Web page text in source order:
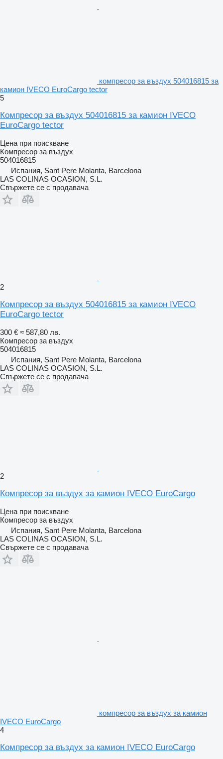
компресор за въздух 504016815 за
камион IVECO EuroCargo tector
5
Компресор за въздух 504016815 за камион IVECO
EuroCargo tector
Цена при поискване
Компресор за въздух
504016815
Испания, Sant Pere Molanta, Barcelona
LAS COLINAS OCASION, S.L.
Свържете се с продавача
2
Компресор за въздух 504016815 за камион IVECO
EuroCargo tector
300 € ≈ 587,80 лв.
Компресор за въздух
504016815
Испания, Sant Pere Molanta, Barcelona
LAS COLINAS OCASION, S.L.
Свържете се с продавача
2
Компресор за въздух за камион IVECO EuroCargo
Цена при поискване
Компресор за въздух
Испания, Sant Pere Molanta, Barcelona
LAS COLINAS OCASION, S.L.
Свържете се с продавача
компресор за въздух за камион
IVECO EuroCargo
4
Компресор за въздух за камион IVECO EuroCargo